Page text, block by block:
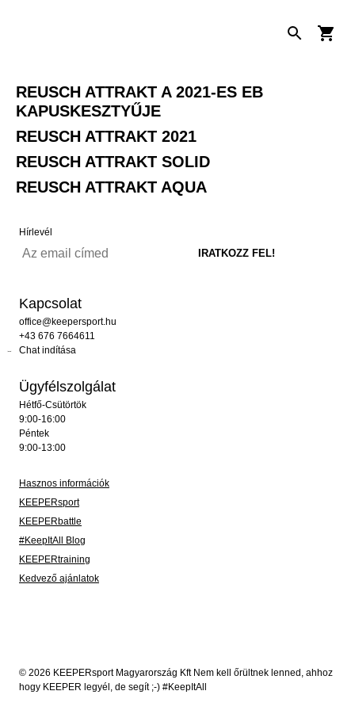
REUSCH ATTRAKT A 2021-ES EB
KAPUSKESZTYŰJE
REUSCH ATTRAKT 2021
REUSCH ATTRAKT SOLID
REUSCH ATTRAKT AQUA
Hírlevél
Kapcsolat
office@keepersport.hu
+43 676 7664611
Chat indítása
Ügyfélszolgálat
Hétfő-Csütörtök
9:00-16:00
Péntek
9:00-13:00
Hasznos információk
KEEPERsport
KEEPERbattle
#KeepItAll Blog
KEEPERtraining
Kedvező ajánlatok
© 2026 KEEPERsport Magyarország Kft Nem kell őrültnek lenned, ahhoz
hogy KEEPER legyél, de segít ;-) #KeepItAll